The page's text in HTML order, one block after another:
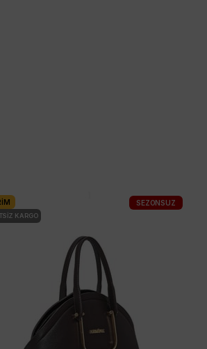
KARGO
SEZONSUZ